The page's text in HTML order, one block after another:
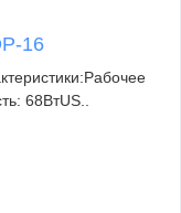
16
68ВтUS..